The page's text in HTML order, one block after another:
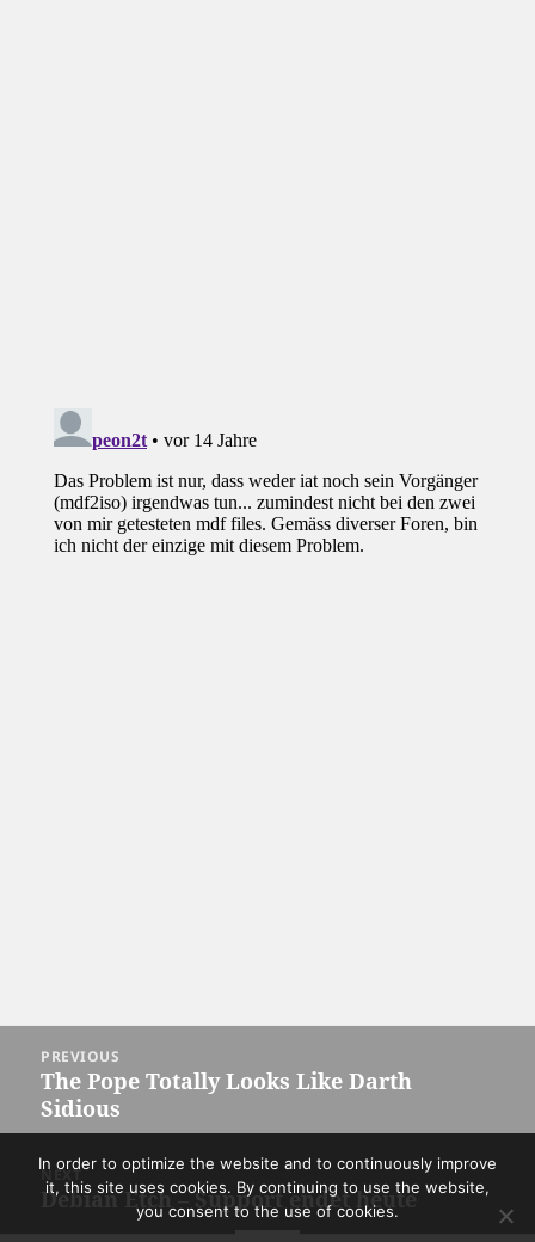
navigation
PREVIOUS
Previous
post:
The Pope Totally Looks Like Darth
Sidious
NEXT
Next
Debian Etch – Support endet heute
In order to optimize the website and to continuously improve
it, this site uses cookies. By continuing to use the website,
you consent to the use of cookies.